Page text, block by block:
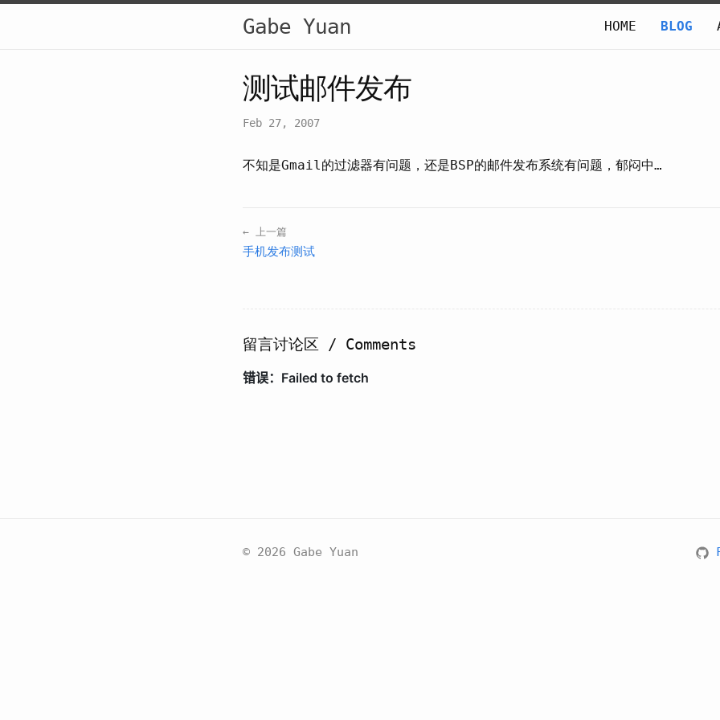
Gabe Yuan HOME BLOG
测试邮件发布
Feb 27, 2007
不知是Gmail的过滤器有问题，还是BSP的邮件发布系统有问题，郁闷中…
← 上一篇
手机发布测试
留言讨论区 / Comments
© 2026 Gabe Yuan